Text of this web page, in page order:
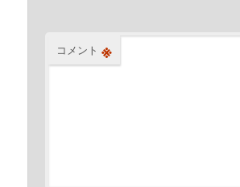
コメント ※